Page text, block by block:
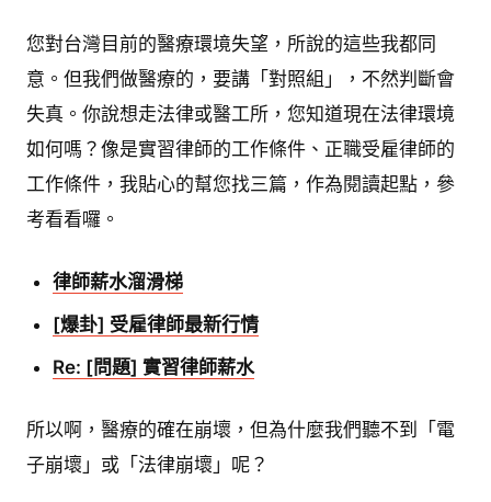
您對台灣目前的醫療環境失望，所說的這些我都同
意。但我們做醫療的，要講「對照組」，不然判斷會
失真。你說想走法律或醫工所，您知道現在法律環境
如何嗎？像是實習律師的工作條件、正職受雇律師的
工作條件，我貼心的幫您找三篇，作為閱讀起點，參
考看看囉。
律師薪水溜滑梯
[爆卦] 受雇律師最新行情
Re: [問題] 實習律師薪水
所以啊，醫療的確在崩壞，但為什麼我們聽不到「電
子崩壞」或「法律崩壞」呢？